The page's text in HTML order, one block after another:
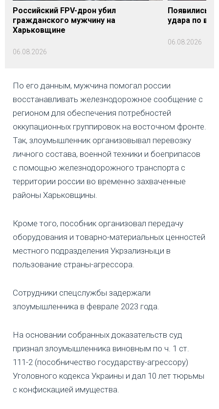
Российский FPV-дрон убил
гражданского мужчину на
Харьковщине
06.08.2026
Появились
удара по
06.08.2026
По его данным, мужчина помогал россии
восстанавливать железнодорожное сообщение с
регионом для обеспечения потребностей
оккупационных группировок на восточном фронте.
Так, злоумышленник организовывал перевозку
личного состава, военной техники и боеприпасов
с помощью железнодорожного транспорта с
территории россии во временно захваченные
районы Харьковщины.
Кроме того, пособник организовал передачу
оборудования и товарно-материальных ценностей
местного подразделения Укрзализныци в
пользование страны-агрессора.
Сотрудники спецслужбы задержали
злоумышленника в феврале 2023 года.
На основании собранных доказательств суд
признал злоумышленника виновным по ч. 1 ст.
111-2 (пособничество государству-агрессору)
Уголовного кодекса Украины и дал 10 лет тюрьмы
с конфискацией имущества.